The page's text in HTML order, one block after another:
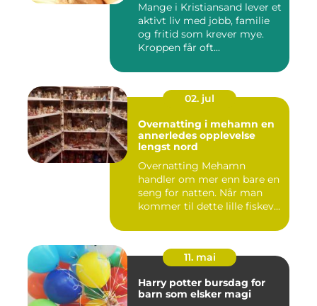
Mange i Kristiansand lever et
aktivt liv med jobb, familie
og fritid som krever mye.
Kroppen får oft...
02. jul
Overnatting i mehamn en
annerledes opplevelse
lengst nord
Overnatting Mehamn
handler om mer enn bare en
seng for natten. Når man
kommer til dette lille fiskev...
11. mai
Harry potter bursdag for
barn som elsker magi